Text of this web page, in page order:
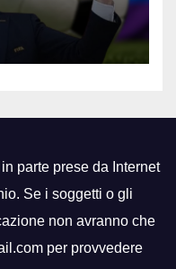
parte prese da Internet
Se i soggetti o gli
non avranno che
per provvedere